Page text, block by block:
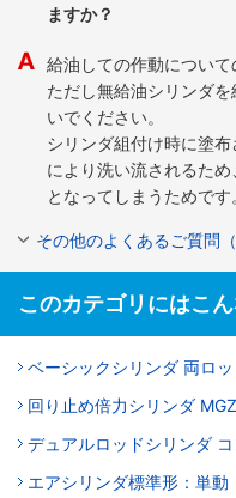
ますか？
給油しての作動について
ただし無給油シリンダ
いでください。
シリンダ組付け時に塗
により洗い流されるた
となってしまうためです
その他のよくあるご質問
このカテゴリにはこ
ベーシックシリンダ 両ロ
回り止め倍力シリンダ
デュアルロッドシリンダ
エアシリンダ標準形：単